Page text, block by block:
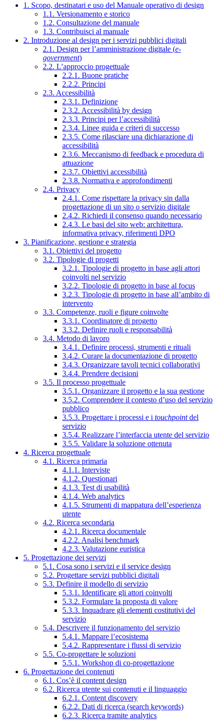
1. Scopo, destinatari e uso del Manuale operativo di design
1.1. Versionamento e storico
1.2. Consultazione del manuale
1.3. Contribuisci al manuale
2. Introduzione al design per i servizi pubblici digitali
2.1. Design per l’amministrazione digitale (e-
government)
2.2. L’approccio progettuale
2.2.1. Buone pratiche
2.2.2. Principi
2.3. Accessibilità
2.3.1. Definizione
2.3.2. Accessibilità by design
2.3.3. Principi per l’accessibilità
2.3.4. Linee guida e criteri di successo
2.3.5. Come rilasciare una dichiarazione di
accessibilità
2.3.6. Meccanismo di feedback e procedura di
attuazione
2.3.7. Obiettivi accessibilità
2.3.8. Normativa e approfondimenti
2.4. Privacy
2.4.1. Come rispettare la privacy sin dalla
progettazione di un sito o servizio digitale
2.4.2. Richiedi il consenso quando necessario
2.4.3. Le basi del sito web: architettura,
informativa privacy, riferimenti DPO
3. Pianificazione, gestione e strategia
3.1. Obiettivi del progetto
3.2. Tipologie di progetti
3.2.1. Tipologie di progetto in base agli attori
coinvolti nel servizio
3.2.2. Tipologie di progetto in base al focus
3.2.3. Tipologie di progetto in base all’ambito di
intervento
3.3. Competenze, ruoli e figure coinvolte
3.3.1. Coordinatore di progetto
3.3.2. Definire ruoli e responsabilità
3.4. Metodo di lavoro
3.4.1. Definire processi, strumenti e rituali
3.4.2. Curare la documentazione di progetto
3.4.3. Organizzare tavoli tecnici collaborativi
3.4.4. Prendere decisioni
3.5. Il processo progettuale
3.5.1. Organizzare il progetto e la sua gestione
3.5.2. Comprendere il contesto d’uso del servizio
pubblico
3.5.3. Progettare i processi e i touchpointdel
servizio
3.5.4. Realizzare l’interfaccia utente del servizio
3.5.5. Validare la soluzione ottenuta
4. Ricerca progettuale
4.1. Ricerca primaria
4.1.1. Interviste
4.1.2. Questionari
4.1.3. Test di usabilità
4.1.4. Web analytics
4.1.5. Strumenti di mappatura dell’esperienza
utente
4.2. Ricerca secondaria
4.2.1. Ricerca documentale
4.2.2. Analisi benchmark
4.2.3. Valutazione euristica
5. Progettazione dei servizi
5.1. Cosa sono i servizi e il service design
5.2. Progettare servizi pubblici digitali
5.3. Definire il modello di servizio
5.3.1. Identificare gli attori coinvolti
5.3.2. Formulare la proposta di valore
5.3.3. Inquadrare gli elementi costitutivi del
servizio
5.4. Descrivere il funzionamento del servizio
5.4.1. Mappare l’ecosistema
5.4.2. Rappresentare i flussi di servizio
5.5. Co-progettare le soluzioni
5.5.1. Workshop di co-progettazione
6. Progettazione dei contenuti
6.1. Cos’è il content design
6.2. Ricerca utente sui contenuti e il linguaggio
6.2.1. Content discovery
6.2.2. Dati di ricerca (search keywords)
6.2.3. Ricerca tramite analytics